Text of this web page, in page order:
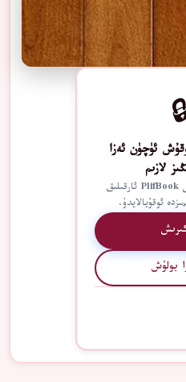
ئۈچۈن ئەزا
لازىم
ئەزالار ماقالىلەرنى PlifBook ئارقىلىق
ئوقۇيالايدۇ.
بولۇش